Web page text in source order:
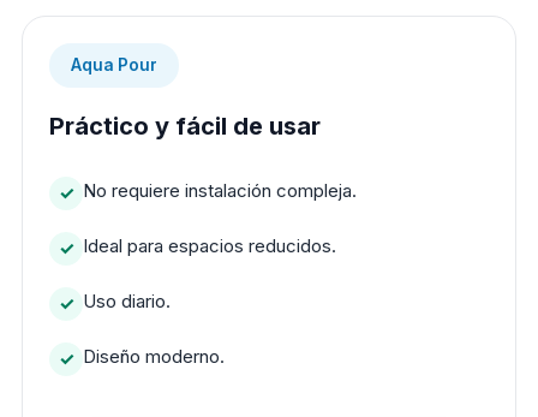
Aqua Pour
Práctico y fácil de usar
No requiere instalación compleja.
Ideal para espacios reducidos.
Uso diario.
Diseño moderno.